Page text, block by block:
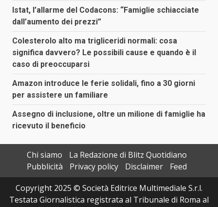
Istat, l’allarme del Codacons: “Famiglie schiacciate
dall’aumento dei prezzi”
Colesterolo alto ma trigliceridi normali: cosa
significa davvero? Le possibili cause e quando è il
caso di preoccuparsi
Amazon introduce le ferie solidali, fino a 30 giorni
per assistere un familiare
Assegno di inclusione, oltre un milione di famiglie ha
ricevuto il beneficio
Chi siamo
La Redazione di Blitz Quotidiano
Pubblicità
Privacy policy Disclaimer
Feed
Copyright 2025 © Società Editrice Multimediale S.r.l.
Testata Giornalistica registrata al Tribunale di Roma al